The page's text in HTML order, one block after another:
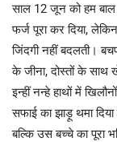
साल 12 जून को हम
फर्ज पूरा कर दिया,
जिंदगी नहीं बदलती।
के जीना, दोस्तों के
इन्हीं नन्हे हाथों में
सफाई का झाड़ू थमा दिया
बल्कि उस बच्चे का पूरा